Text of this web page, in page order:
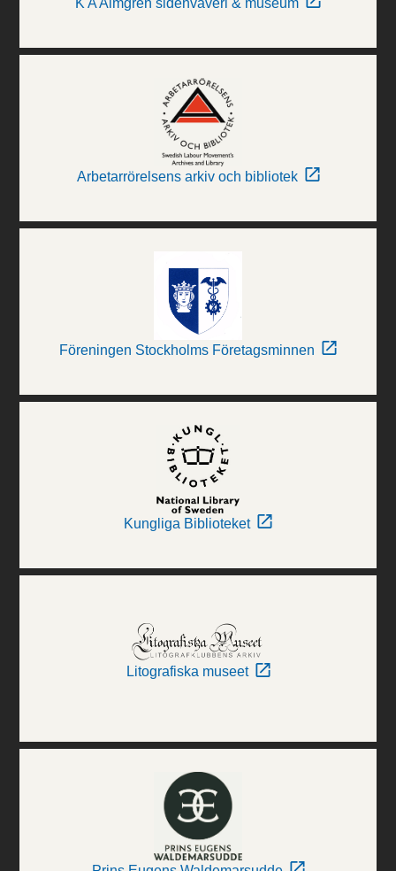
Arbetarrörelsens arkiv och bibliotek
Föreningen Stockholms Företagsminnen
Kungliga Biblioteket
Litografiska museet